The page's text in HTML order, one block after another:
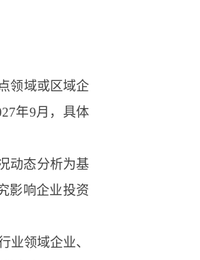
领域或区域企
年9月，具体
动态分析为基
影响企业投资
业领域企业、